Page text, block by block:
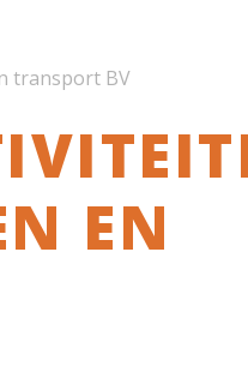
transport BV
EN